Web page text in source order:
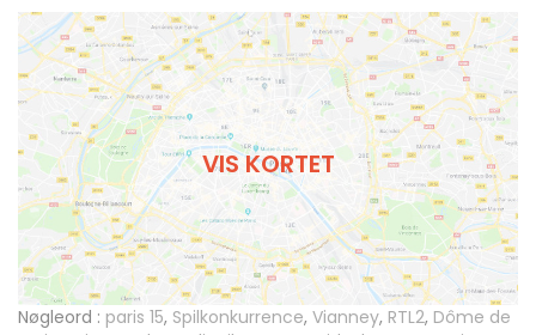
VIS KORTET
Nøgleord : paris 15, Spilkonkurrence, Vianney, RTL2, Dôme de